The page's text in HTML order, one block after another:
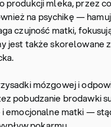
mleka, przez
na psychikę —
czujność matki,
jest także skorelowane
mózgowej i
pobudzanie brodawki
matki —